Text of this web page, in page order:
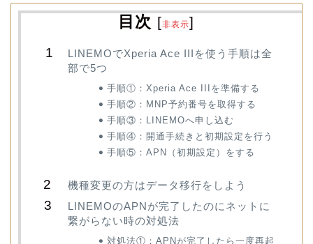
目次 [非表示]
LINEMOでXperia Ace IIIを使う手順は全
部で5つ
手順①：Xperia Ace IIIを準備する
手順②：MNP予約番号を取得する
手順③：LINEMOへ申し込む
手順④：開通手続きと初期設定を行う
手順⑤：APN（初期設定）をする
機種変更の方はデータ移行をしよう
LINEMOのAPNが完了したのにネットに
繋がらない時の対処法
対処法①：APNが完了したら一度再起